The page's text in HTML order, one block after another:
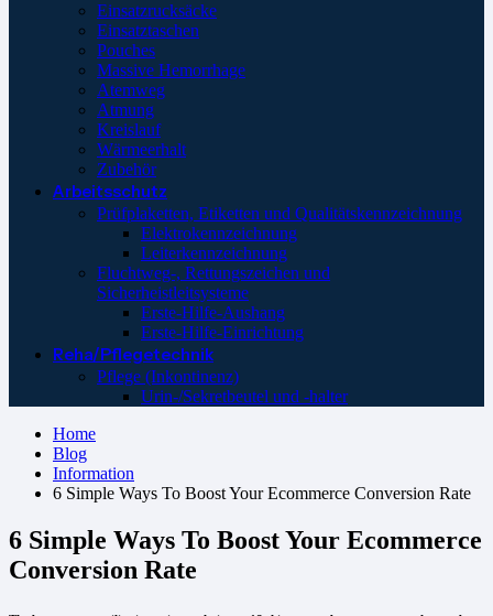
Einsatzrucksäcke
Einsatztaschen
Pouches
Massive Hemorrhage
Atemweg
Atmung
Kreislauf
Wärmeerhalt
Zubehör
Arbeitsschutz
Prüfplaketten, Etiketten und Qualitätskennzeichnung
Elektrokennzeichnung
Leiterkennzeichnung
Fluchtweg-, Rettungszeichen und
Sicherheistleitsysteme
Erste-Hilfe-Aushang
Erste-Hilfe-Einrichtung
Reha/Pflegetechnik
Pflege (Inkontinenz)
Urin-/Sekretbeutel und -halter
Home
Blog
Information
6 Simple Ways To Boost Your Ecommerce Conversion Rate
6 Simple Ways To Boost Your Ecommerce
Conversion Rate